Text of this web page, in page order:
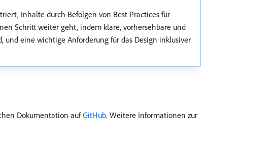
Inhalte durch Befolgen von Best Practices für
Schritt weiter geht, indem klare, vorhersehbare und
eine wichtige Anforderung für das Design inklusiver
Dokumentation aufGitHub. Weitere Informationen zur